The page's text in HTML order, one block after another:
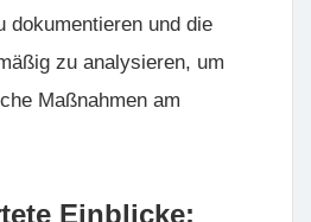
dokumentieren und die
zu analysieren, um
Maßnahmen am
Einblicke: